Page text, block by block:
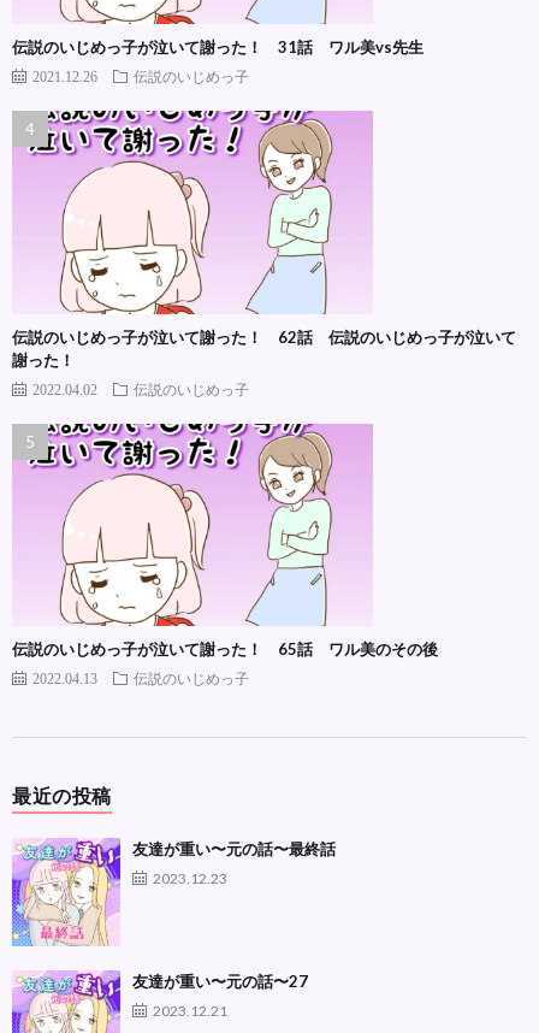
伝説のいじめっ子が泣いて謝った！ 31話 ワル美vs先生
2021.12.26 伝説のいじめっ子
伝説のいじめっ子が泣いて謝った！ 62話 伝説のいじめっ子が泣いて
謝った！
2022.04.02 伝説のいじめっ子
伝説のいじめっ子が泣いて謝った！ 65話 ワル美のその後
2022.04.13 伝説のいじめっ子
最近の投稿
友達が重い〜元の話〜最終話
2023.12.23
友達が重い〜元の話〜27
2023.12.21